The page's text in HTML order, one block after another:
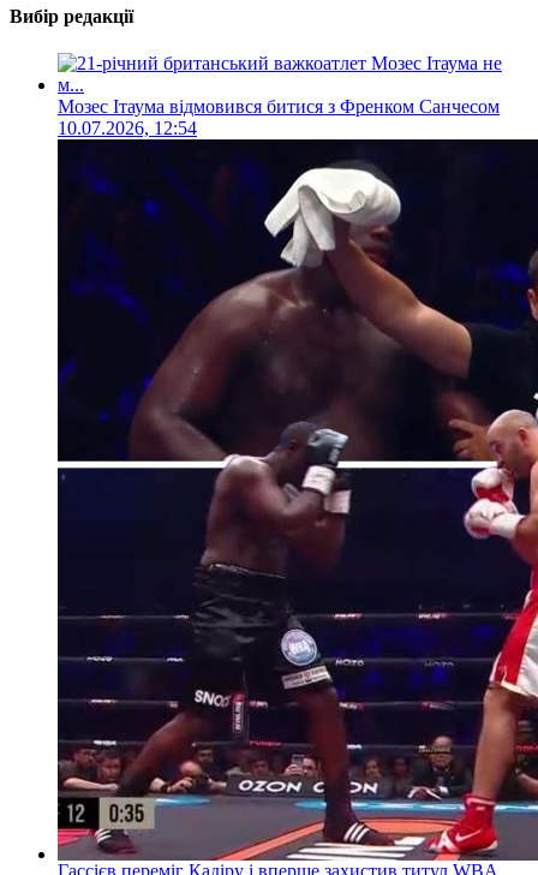
Вибір редакції
Мозес Ітаума відмовився битися з Френком Санчесом
10.07.2026, 12:54
Гассієв переміг Кадіру і вперше захистив титул WBA